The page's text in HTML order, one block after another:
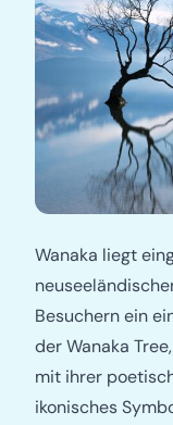
Wanaka liegt
Besuchern ein
der Wanaka
mit ihrer
ikonisches